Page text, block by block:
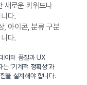
새로운 키워드나
다.
, 아이콘, 분류 구분
다.
이터 품질과 UX
‘기계적 정확성’과
을 설계해야 합니다.